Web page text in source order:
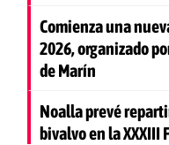
Comienza una
2026, organizado
de Marín
Noalla prevé
bivalvo en la XXXIII